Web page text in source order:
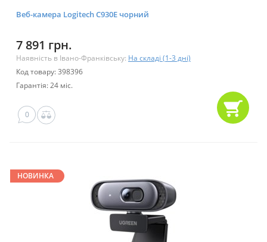
Веб-камера Logitech C930E чорний
7 891 грн.
Наявність в Івано-Франківську: На складі (1-3 дні)
Код товару: 398396
Гарантія: 24 міс.
0
НОВИНКА